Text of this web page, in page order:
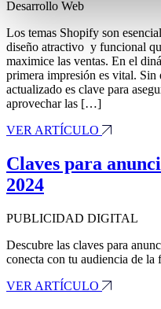
Desarrollo Web
Los temas Shopify son
diseño atractivo y funcional
maximice las ventas. En el
primera impresión es vital. Sin
actualizado es clave para
aprovechar las […]
VER ARTÍCULO
Claves para
2024
PUBLICIDAD DIGITAL
Descubre las claves para
conecta con tu audiencia de
VER ARTÍCULO